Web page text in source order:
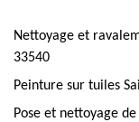
Nettoyage et
33540
Peinture sur tuiles
Pose et nettoyage